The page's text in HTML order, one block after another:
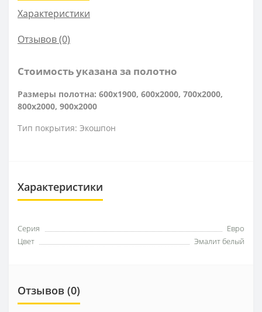
Характеристики
Отзывов (0)
Стоимость указана за полотно
Размеры полотна: 600x1900, 600x2000, 700x2000,
800x2000, 900x2000
Тип покрытия: Экошпон
Характеристики
Серия
Евро
Цвет
Эмалит белый
Отзывов (0)